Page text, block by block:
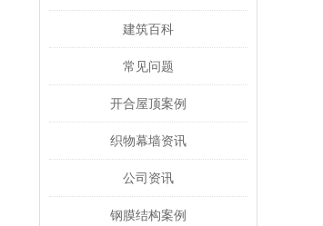
建筑百科
常见问题
开合屋顶案例
织物幕墙资讯
公司资讯
钢膜结构案例